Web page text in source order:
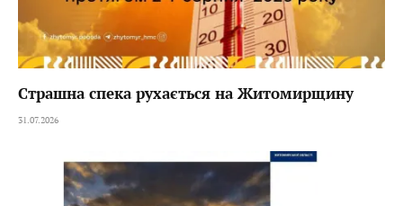
Страшна спека рухається на Житомирщину
31.07.2026